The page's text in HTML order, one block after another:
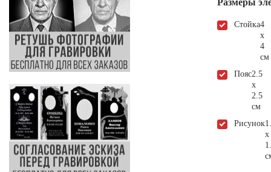
Стойка4
х
4
см
Пояс2.5
х
2.5
см
Рисунок
х